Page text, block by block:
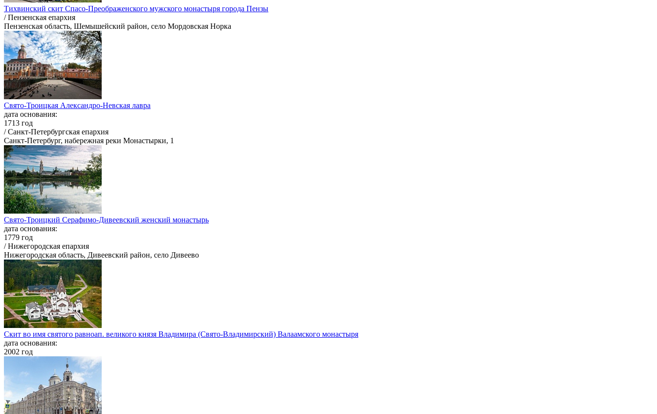
Тихвинский скит Спасо-Преображенского мужского монастыря города Пензы
/ Пензенская епархия
Пензенская область, Шемышейский район, село Мордовская Норка
Свято-Троицкая Александро-Невская лавра
дата основания:
1713 год
/ Санкт-Петербургская епархия
Санкт-Петербург, набережная реки Монастырки, 1
Свято-Троицкий Серафимо-Дивеевский женский монастырь
дата основания:
1779 год
/ Нижегородская епархия
Нижегородская область, Дивеевский район, село Дивеево
Скит во имя святого равноап. великого князя Владимира (Свято-Владимирский) Валаамского монастыря
дата основания:
2002 год